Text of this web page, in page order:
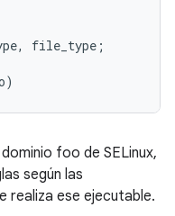
file_type;
foo de SELinux,
según las
realiza ese ejecutable.